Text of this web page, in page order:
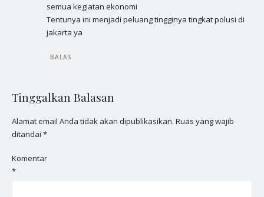
semua kegiatan ekonomi
Tentunya ini menjadi peluang tingginya tingkat polusi di
jakarta ya
BALAS
Tinggalkan Balasan
Alamat email Anda tidak akan dipublikasikan. Ruas yang wajib
ditandai *
Komentar
*